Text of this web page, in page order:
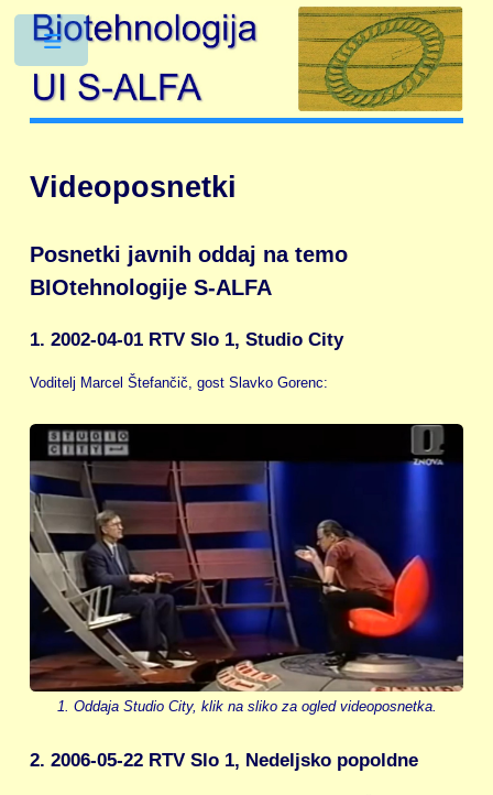
Videoposnetki
Posnetki javnih oddaj na temo
BIOtehnologije S-ALFA
1. 2002-04-01 RTV Slo 1, Studio City
Voditelj Marcel Štefančič, gost Slavko Gorenc:
1. Oddaja Studio City, klik na sliko za ogled videoposnetka.
2. 2006-05-22 RTV Slo 1, Nedeljsko popoldne
Toggle